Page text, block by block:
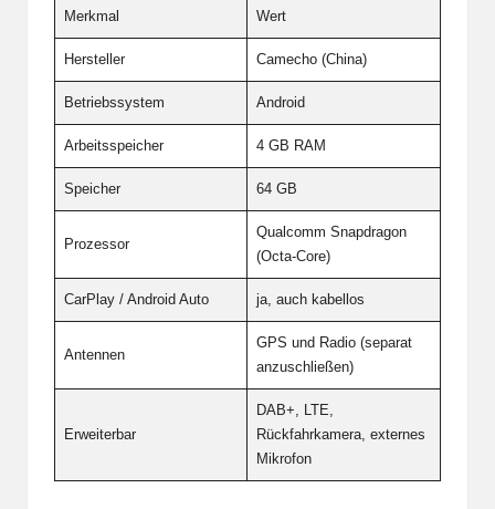
Merkmal Wert
Hersteller Camecho (China)
Betriebssystem Android
Arbeitsspeicher 4 GB RAM
Speicher 64 GB
Prozessor
Qualcomm Snapdragon
(Octa-Core)
CarPlay / Android Auto ja, auch kabellos
Antennen
GPS und Radio (separat
anzuschließen)
Erweiterbar
DAB+, LTE,
Rückfahrkamera, externes
Mikrofon